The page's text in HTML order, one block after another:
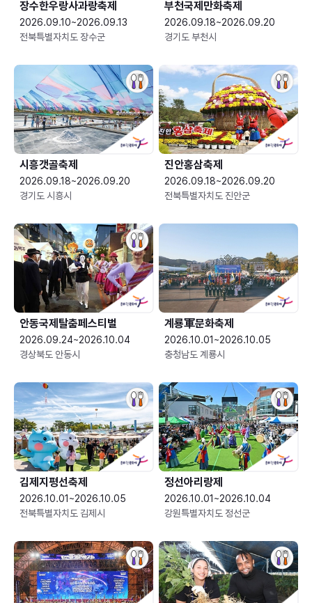
장수한우랑사과랑축제
2026.09.10~2026.09.13
전북특별자치도 장수군
부천국제만화축제
2026.09.18~2026.09.20
경기도 부천시
시흥갯골축제
2026.09.18~2026.09.20
경기도 시흥시
진안홍삼축제
2026.09.18~2026.09.20
전북특별자치도 진안군
안동국제탈춤페스티벌
2026.09.24~2026.10.04
경상북도 안동시
2026.10.01~2026.10.05
충청남도 계룡시
김제지평선축제
2026.10.01~2026.10.05
전북특별자치도 김제시
정선아리랑제
2026.10.01~2026.10.04
강원특별자치도 정선군